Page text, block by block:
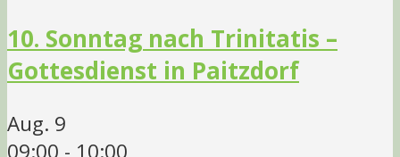
10. Sonntag nach Trinitatis –
Gottesdienst in Paitzdorf
Aug. 9
09:00 - 10:00